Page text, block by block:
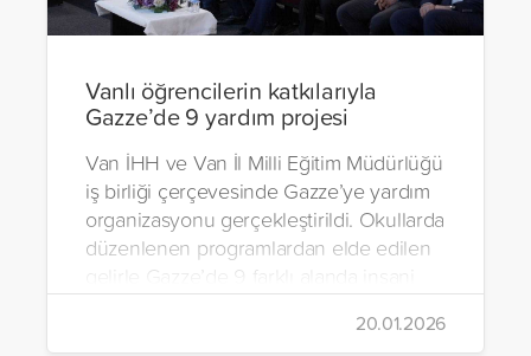
Vanlı öğrencilerin katkılarıyla
Gazze’de 9 yardım projesi
Van İHH ve Van İl Milli Eğitim Müdürlüğü
iş birliği çerçevesinde Gazze’ye yardım
organizasyonu gerçekleştirildi. Okullarda
düzenlenen programlardan elde edilen
gelirle Gazze’de 9 farklı alanda insani
yardım çalışmalarında bulunuldu.
20.01.2026